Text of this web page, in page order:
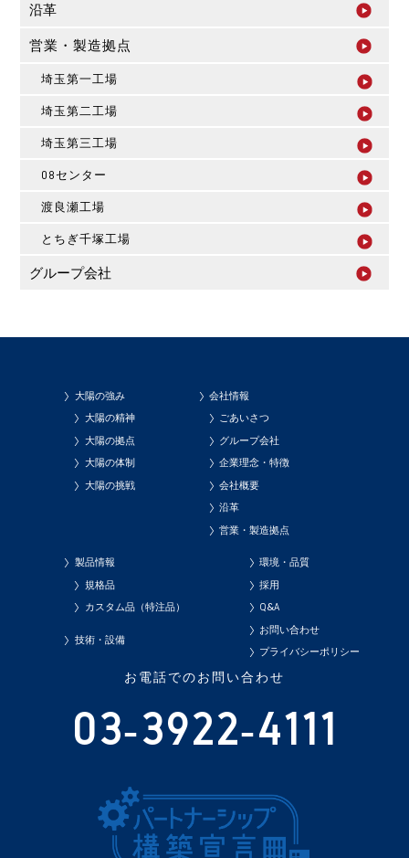
沿革
営業・製造拠点
埼玉第一工場
埼玉第二工場
埼玉第三工場
08センター
渡良瀬工場
とちぎ千塚工場
グループ会社
大陽の強み
大陽の精神
大陽の拠点
大陽の体制
大陽の挑戦
会社情報
ごあいさつ
グループ会社
企業理念・特徴
会社概要
沿革
営業・製造拠点
製品情報
規格品
カスタム品（特注品）
技術・設備
環境・品質
採用
Q&A
お問い合わせ
プライバシーポリシー
お電話でのお問い合わせ
03-3922-4111